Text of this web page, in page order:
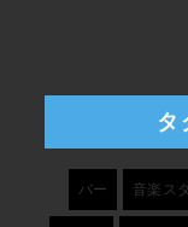
タ
バー 音楽ス